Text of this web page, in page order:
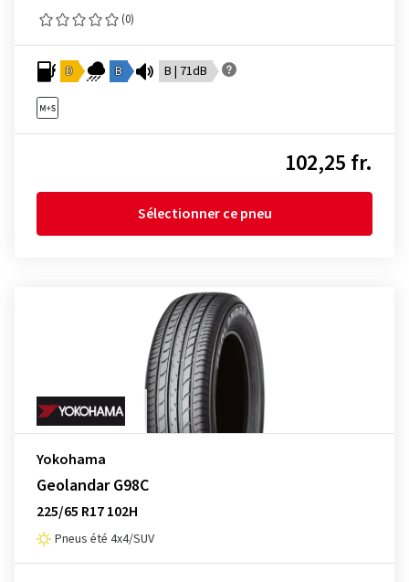
(0)
D B B | 71dB
102,25 fr.
Sélectionner ce pneu
Yokohama
Geolandar G98C
225/65 R17 102H
Pneus été 4x4/SUV